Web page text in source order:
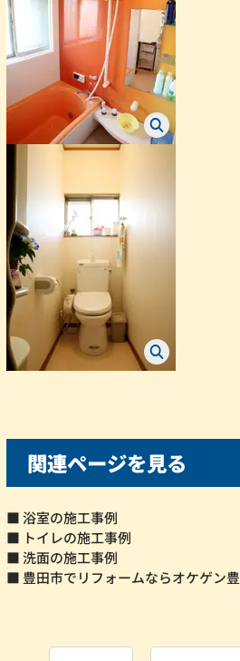
関連ページを見る
■ 浴室の施工事例
■ トイレの施工事例
■ 洗面の施工事例
■ 豊田市でリフォームならオケゲン